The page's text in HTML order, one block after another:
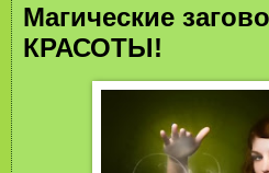
Магические
КРАСОТЫ!